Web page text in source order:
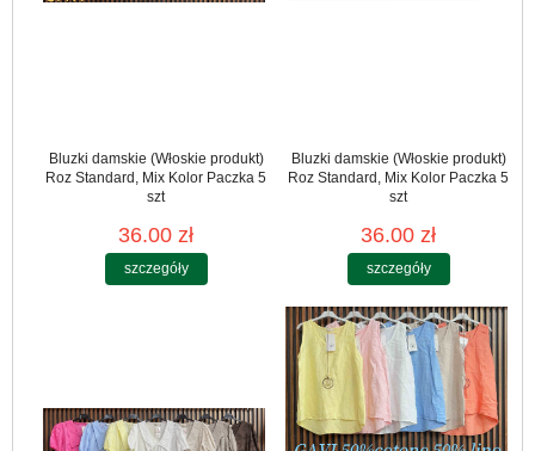
Bluzki damskie (Włoskie produkt)
Roz Standard, Mix Kolor Paczka 5
szt
36.00 zł
szczegóły
Bluzki damskie (Włoskie produkt)
Roz Standard, Mix Kolor Paczka 5
szt
36.00 zł
szczegóły